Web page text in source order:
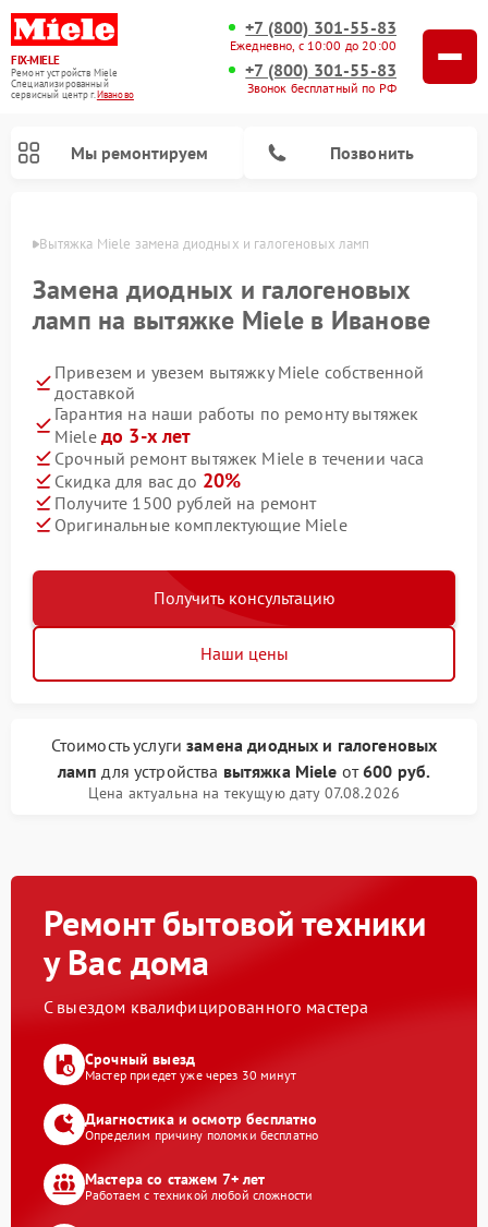
FIX-MIELE
Ремонт устройств Miele
Специализированный
cервисный центр г.Иваново
+7 (800) 301-55-83
Ежедневно, с 10:00 до 20:00
+7 (800) 301-55-83
Звонок бесплатный по РФ
Мы ремонтируем Позвонить
Вытяжка Miele замена диодных и галогеновых ламп
Замена диодных и галогеновых
ламп на вытяжке Miele в Иванове
Привезем и увезем вытяжку Miele собственной
доставкой
Гарантия на наши работы по ремонту вытяжек
Miele до 3-х лет
Срочный ремонт вытяжек Miele в течении часа
Скидка для вас до 20%
Получите 1500 рублей на ремонт
Оригинальные комплектующие Miele
Получить консультацию
Наши цены
Стоимость услугизамена диодных и галогеновых
ламп для устройства вытяжка Miele от600 руб.
Цена актуальна на текущую дату 07.08.2026
Ремонт бытовой техники
у Вас дома
С выездом квалифицированного мастера
Срочный выезд
Мастер приедет уже через 30 минут
Диагностика и осмотр бесплатно
Определим причину поломки бесплатно
Мастера со стажем 7+ лет
Работаем с техникой любой сложности